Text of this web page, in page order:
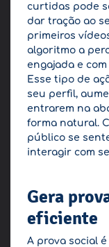
curtidas pode
dar tração ao
primeiros
algoritmo a
engajada e
Esse tipo de
seu perfil,
entrarem na
forma natural.
público se
interagir com
Gera
eficiente
A prova social